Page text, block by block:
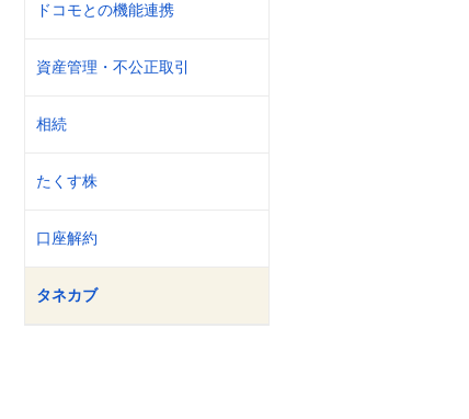
ドコモとの機能連携
資産管理・不公正取引
相続
たくす株
口座解約
タネカブ